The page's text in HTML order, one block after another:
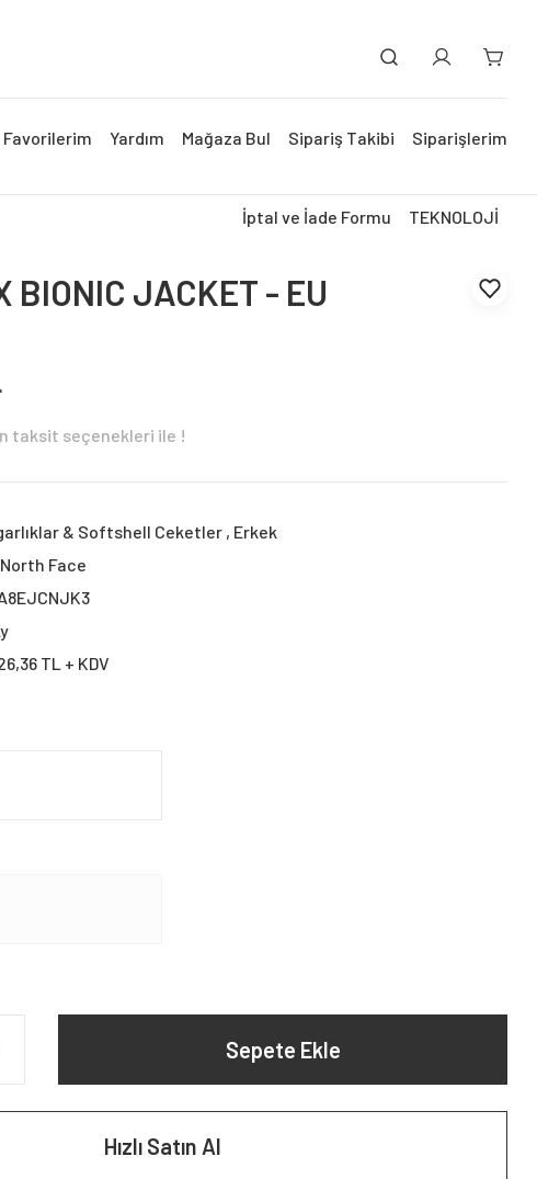
Siparişlerim
Sipariş Takibi
Mağaza Bul
Yardım
Favorilerim
TEKNOLOJİ
İptal ve İade Formu
BIONIC JACKET - EU
taksit seçenekleri ile !
& Softshell Ceketler , Erkek
Face
TL + KDV
Sepete Ekle
Hızlı Satın Al